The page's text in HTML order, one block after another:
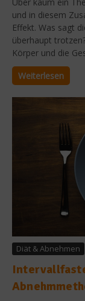
und in diesem
Effekt. Was sagt
überhaupt
Körper und die
Weiterlesen
Diät & Abnehmen